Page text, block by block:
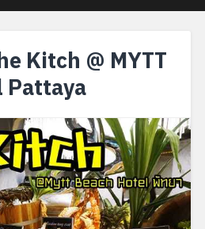
Kitch @ MYTT
Pattaya